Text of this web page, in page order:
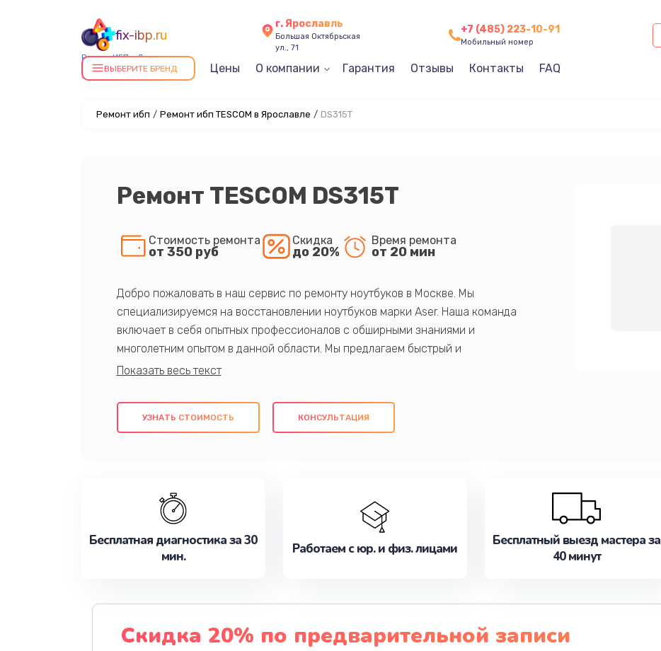
fix-ibp.ru
Ремонт ИБП в Ярославле
г. Ярославль
Большая Октябрьская
ул., 71
+7 (485) 223-10-91
Мобильный номер
ВЫБЕРИТЕ БРЕНД Цены О компании Гарантия Отзывы Контакты FAQ
Ремонт ибп / Ремонт ибп TESCOM в Ярославле / DS315T
Ремонт TESCOM DS315T
Стоимость ремонта
от 350 руб
Скидка
до 20%
Время ремонта
от 20 мин
Добро пожаловать в наш сервис по ремонту ноутбуков в Москве. Мы
специализируемся на восстановлении ноутбуков марки Aser. Наша команда
включает в себя опытных профессионалов с обширными знаниями и
многолетним опытом в данной области. Мы предлагаем быстрый и
качественный ремонт с использованием оригинальных компонентов, а также
клиентам надежное и профессиональное обслуживание, удовлетворяя их
потребности наилучшим образом. Не медлите записаться на ремонт уже
УЗНАТЬ СТОИМОСТЬ КОНСУЛЬТАЦИЯ
Бесплатная диагностика за 30
мин.
Работаем с юр. и физ. лицами
Бесплатный выезд мастера за
40 минут
Скидка 20% по предварительной записи